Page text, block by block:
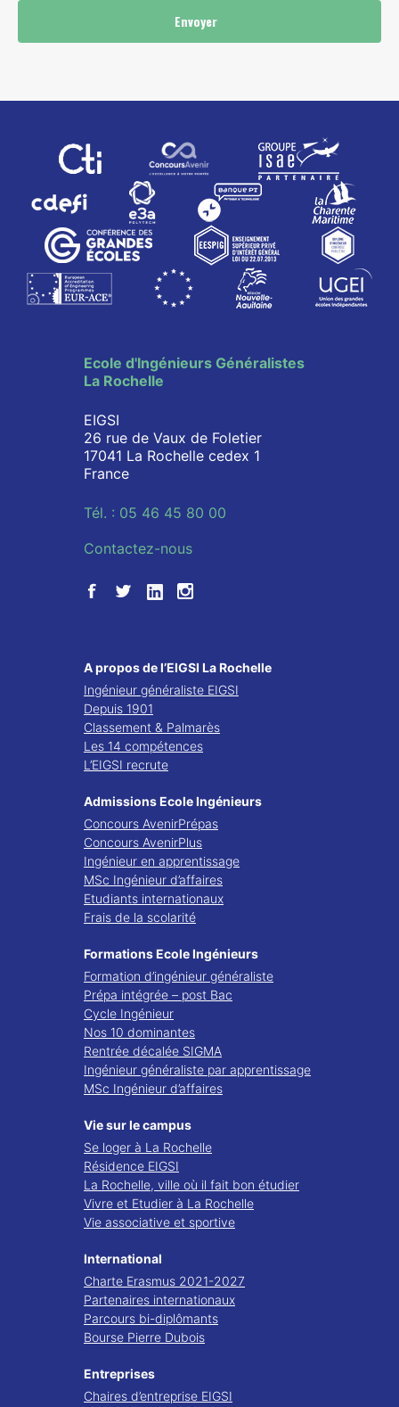
Envoyer
Ecole d'Ingénieurs Généralistes
La Rochelle
EIGSI
26 rue de Vaux de Foletier
17041 La Rochelle cedex 1
France
Tél. : 05 46 45 80 00
Contactez-nous
A propos de l’EIGSI La Rochelle
Ingénieur généraliste EIGSI
Depuis 1901
Classement & Palmarès
Les 14 compétences
L’EIGSI recrute
Admissions Ecole Ingénieurs
Concours AvenirPrépas
Concours AvenirPlus
Ingénieur en apprentissage
MSc Ingénieur d’affaires
Etudiants internationaux
Frais de la scolarité
Formations Ecole Ingénieurs
Formation d’ingénieur généraliste
Prépa intégrée – post Bac
Cycle Ingénieur
Nos 10 dominantes
Rentrée décalée SIGMA
Ingénieur généraliste par apprentissage
MSc Ingénieur d’affaires
Vie sur le campus
Se loger à La Rochelle
Résidence EIGSI
La Rochelle, ville où il fait bon étudier
Vivre et Etudier à La Rochelle
Vie associative et sportive
International
Charte Erasmus 2021-2027
Partenaires internationaux
Parcours bi-diplômants
Bourse Pierre Dubois
Entreprises
Chaires d’entreprise EIGSI